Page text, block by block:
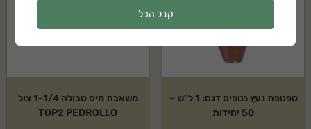
טפטפת נעץ נטפים דגם: 1 ל"ש –
50 יחידות
משאבת מים טבולה 1-1/4 צול
TOP2 PEDROLLO
קבל הכל